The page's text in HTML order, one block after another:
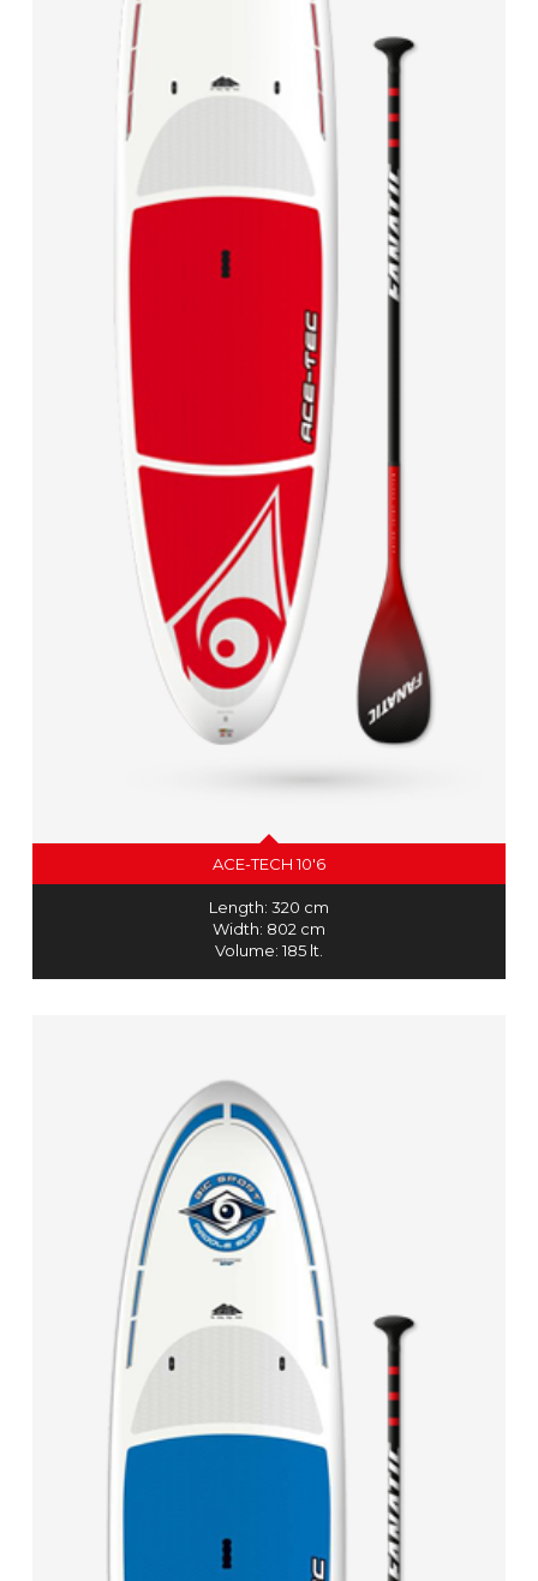
ACE-TECH 10'6
Length: 320 cm
Width: 802 cm
Volume: 185 lt.